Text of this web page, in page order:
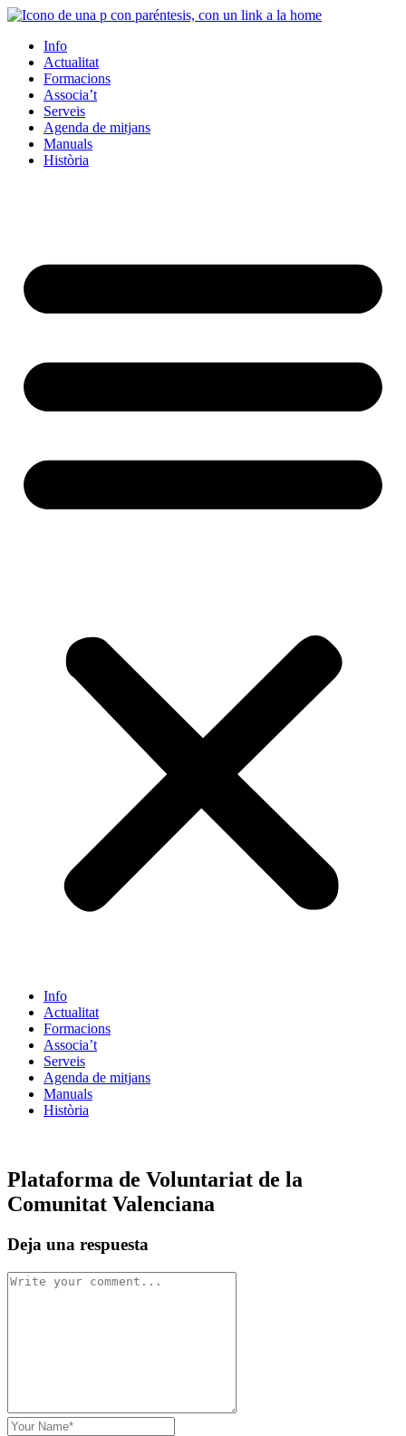
Info
Actualitat
Formacions
Associa’t
Serveis
Agenda de mitjans
Manuals
Història
Info
Actualitat
Formacions
Associa’t
Serveis
Agenda de mitjans
Manuals
Història
Plataforma de Voluntariat de la
Comunitat Valenciana
Deja una respuesta